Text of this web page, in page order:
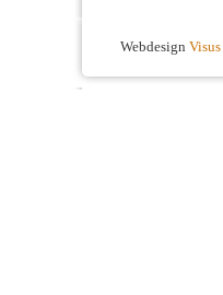
Webdesign Visus